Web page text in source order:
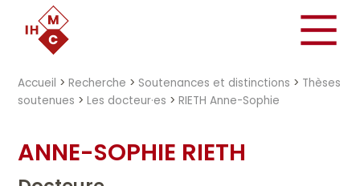
Accueil >Recherche > Soutenances et distinctions > Thèses
soutenues >Les docteur·es >RIETH Anne-Sophie
ANNE-SOPHIE RIETH